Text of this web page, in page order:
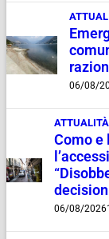
06/08/
ATTUALITÀ
Como e
06/08/2026